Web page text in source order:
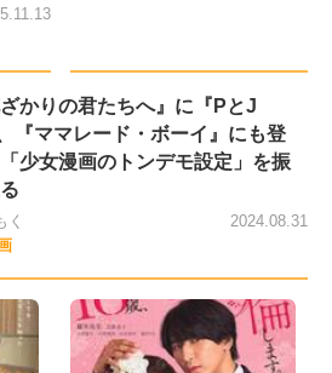
ざかりの君たちへ』に『PとJ
『ママレード・ボーイ』にも登
少女漫画のトンデモ設定」を振
く
2024.08.31